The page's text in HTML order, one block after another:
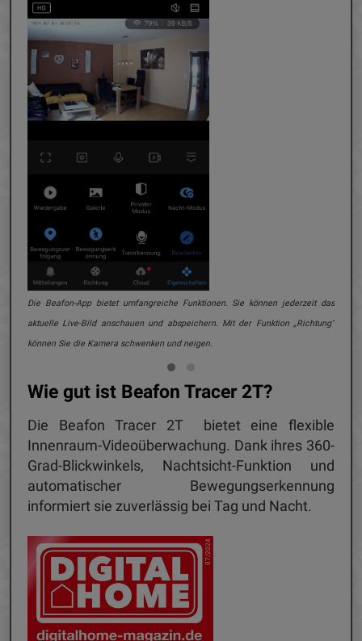
Die Beafon-App bietet umfangreiche Funktionen. Sie können jederzeit das
aktuelle Live-Bild anschauen und abspeichern. Mit der Funktion „Richtung“
können Sie die Kamera schwenken und neigen.
Wie gut ist Beafon Tracer 2T?
Die Beafon Tracer 2T bietet eine flexible
Innenraum-Videoüberwachung. Dank ihres 360-
Grad-Blickwinkels, Nachtsicht-Funktion und
automatischer Bewegungserkennung
informiert sie zuverlässig bei Tag und Nacht.
07/2024